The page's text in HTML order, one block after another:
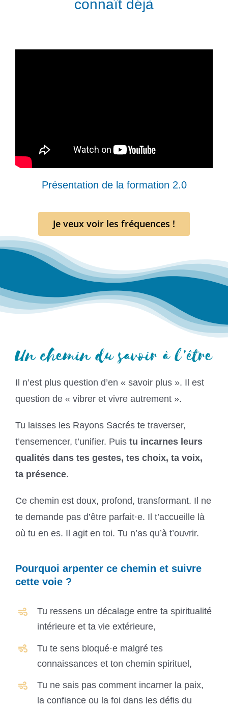
connaît déjà
Présentation de la formation 2.0
Je veux voir les fréquences !
Un chemin du savoir à l’être
Il n’est plus question d’en « savoir plus ». Il est
question de « vibrer et vivre autrement ».
Tu laisses les Rayons Sacrés te traverser,
t’ensemencer, t’unifier. Puis tu incarnes leurs
qualités dans tes gestes, tes choix, ta voix,
ta présence.
Ce chemin est doux, profond, transformant. Il ne
te demande pas d’être parfait·e. Il t’accueille là
où tu en es. Il agit en toi. Tu n’as qu’à t’ouvrir.
Pourquoi arpenter ce chemin et suivre
cette voie ?
Tu ressens un décalage entre ta spiritualité
intérieure et ta vie extérieure,
Tu te sens bloqué·e malgré tes
connaissances et ton chemin spirituel,
Tu ne sais pas comment incarner la paix,
la confiance ou la foi dans les défis du